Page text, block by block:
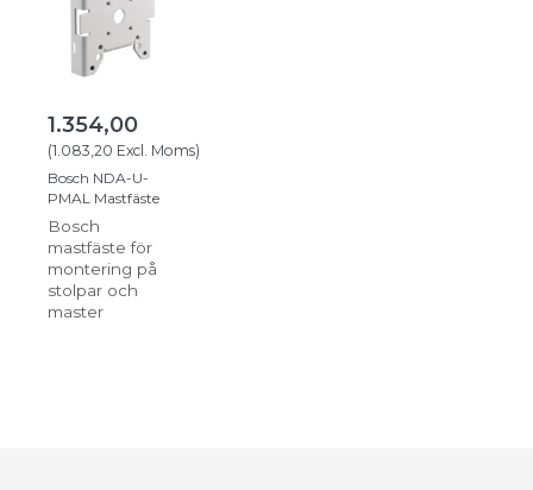
1.354,00
(1.083,20 Excl. Moms)
Bosch NDA-U-
PMAL Mastfäste
Bosch
mastfäste för
montering på
stolpar och
master